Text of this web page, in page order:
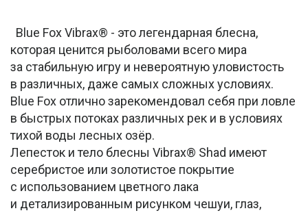
Blue Fox Vibrax® - это легендарная блесна,
которая ценится рыболовами всего мира
за стабильную игру и невероятную уловистость
в различных, даже самых сложных условиях.
Blue Fox отлично зарекомендовал себя при ловле
в быстрых потоках различных рек и в условиях
тихой воды лесных озёр.
Лепесток и тело блесны Vibrax® Shad имеют
серебристое или золотистое покрытие
с использованием цветного лака
и детализированным рисунком чешуи, глаз,